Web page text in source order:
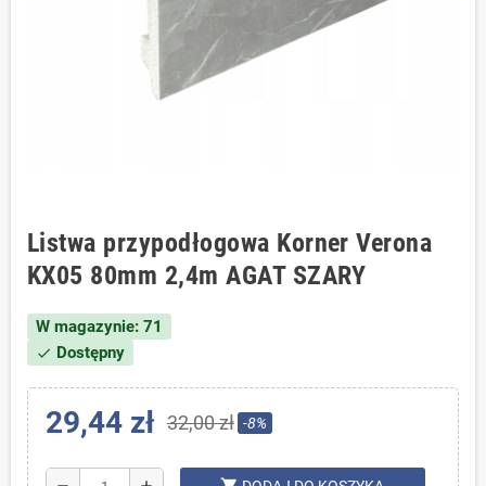
Listwa przypodłogowa Korner Verona
KX05 80mm 2,4m AGAT SZARY
W magazynie: 71
check Dostępny
29,44 zł 32,00 zł -8%